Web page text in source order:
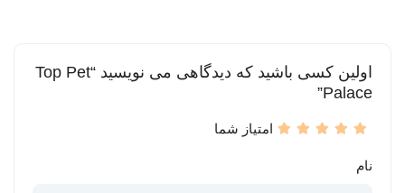
اولین کسی باشید که دیدگاهی می نویسید “Top Pet
Palace”
امتیاز شما
نام